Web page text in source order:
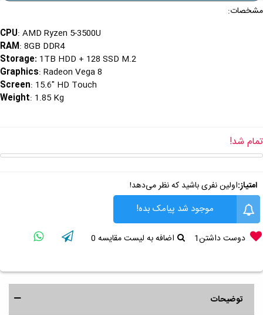
مشخصات:
CPU: AMD Ryzen 5-3500U
RAM: 8GB DDR4
Storage: 1TB HDD + 128 SSD M.2
Graphics: Radeon Vega 8
Screen: 15.6" HD Touch
Weight: 1.85 Kg
تمام شد!
امتیاز:اولین نفری باشید که نظر می‌دهد!
موجود شد پیامک بده!
دوست داشتن1 اضافه به لیست مقایسه 0
توضیحات